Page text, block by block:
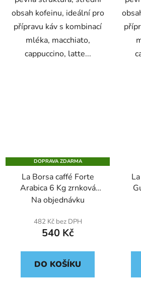
obsah kofeinu, ideální pro
přípravu káv s kombinací
mléka, macchiato,
cappuccino, latte...
DOPRAVA ZDARMA
La Borsa caffé Forte
Arabica 6 Kg zrnková
káva
Na objednávku
482 Kč bez DPH
540 Kč
DO KOŠÍKU